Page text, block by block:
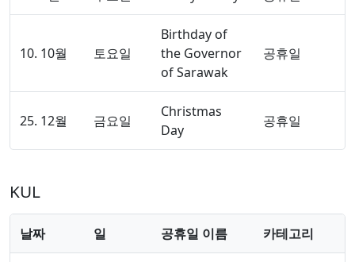
10. 10월 토요일
Birthday of
the Governor
of Sarawak
공휴일
25. 12월 금요일
Christmas
Day
공휴일
KUL
날짜 일 공휴일 이름 카테고리